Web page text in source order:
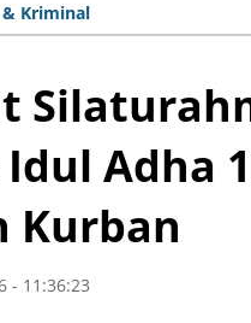
Kriminal
Adha
Kurban
- 11:36:23